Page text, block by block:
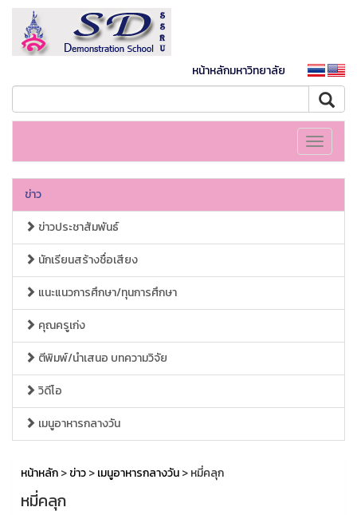
หน้าหลักมหาวิทยาลัย
Toggle
ข่าว
ข่าวประชาสัมพันธ์
นักเรียนสร้างชื่อเสียง
แนะแนวการศึกษา/ทุนการศึกษา
คุณครูเก่ง
ตีพิมพ์/นำเสนอ บทความวิจัย
วิดีโอ
เมนูอาหารกลางวัน
หน้าหลัก>ข่าว>เมนูอาหารกลางวัน> หมี่คลุก
หมี่คลุก